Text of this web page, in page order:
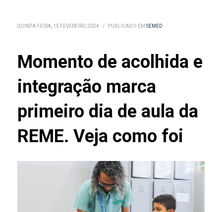
QUINTA-FEIRA, 15 FEVEREIRO 2024 / PUBLICADO EM SEMED
Momento de acolhida e
integração marca
primeiro dia de aula da
REME. Veja como foi